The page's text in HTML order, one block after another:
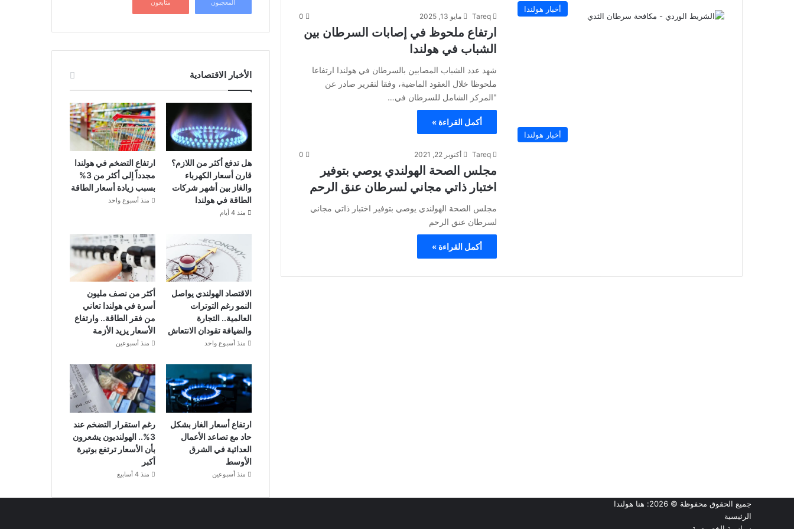
أخبار هولندا
Tareq مايو 13, 2025 0
ارتفاع ملحوظ في إصابات السرطان بين
الشباب في هولندا
شهد عدد الشباب المصابين بالسرطان في هولندا ارتفاعا
ملحوظا خلال العقود الماضية، وفقا لتقرير صادر عن
"المركز الشامل للسرطان في…
أكمل القراءة »
أخبار هولندا
Tareq أكتوبر 22, 2021 0
مجلس الصحة الهولندي يوصي بتوفير
اختبار ذاتي مجاني لسرطان عنق الرحم
مجلس الصحة الهولندي يوصي بتوفير اختبار ذاتي مجاني
لسرطان عنق الرحم
أكمل القراءة »
المعجبون متابعون
الأخبار الاقتصادية
هل تدفع أكثر من اللازم؟
قارن أسعار الكهرباء
والغاز بين أشهر شركات
الطاقة في هولندا
منذ 4 أيام
ارتفاع التضخم في هولندا
مجدداً إلى أكثر من 3%
بسبب زيادة أسعار الطاقة
منذ أسبوع واحد
الاقتصاد الهولندي يواصل
النمو رغم التوترات
العالمية.. التجارة
والضيافة تقودان الانتعاش
منذ أسبوع واحد
أكثر من نصف مليون
أسرة في هولندا تعاني
من فقر الطاقة.. وارتفاع
الأسعار يزيد الأزمة
منذ أسبوعين
ارتفاع أسعار الغاز بشكل
حاد مع تصاعد الأعمال
العدائية في الشرق
الأوسط
منذ أسبوعين
رغم استقرار التضخم عند
3%.. الهولنديون يشعرون
بأن الأسعار ترتفع بوتيرة
أكبر
منذ 4 أسابيع
جميع الحقوق محفوظة © 2026:
هنا هولندا
الرئيسية